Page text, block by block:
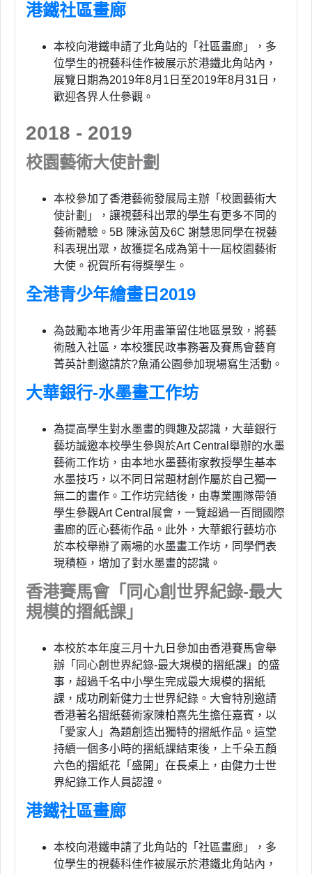
港鐵社區畫廊
本校向港鐵申請了北角站的「社區畫廊」，多
位學生的視藝科佳作被展示於港鐵北角站內，
展覽日期為2019年8月1日至2019年8月31日，
歡迎各界人仕參觀。
2018 - 2019
校園藝術大使計劃
本校參加了香港藝術發展局主辦「校園藝術大
使計劃」，讓視藝科出眾的學生有更多不同的
藝術體驗。5B 陳泳茵及6C 謝慧思同學在視藝
科表現出眾，故獲提名成為第十一屆校園藝術
大使。祝賀所有得獎學生。
全港青少年繪畫日2019
為鼓勵本地青少年用畫筆留住地區景致，將藝
術融入社區，本校獲民政事務署及賽馬會藝育
菁英計劃邀請於?魚涌公園參加現場寫生活動。
大華銀行-水墨畫工作坊
為提高學生對水墨畫的興趣及認識，大華銀行
藝坊誠邀本校學生參與於Art Central舉辦的水墨
藝術工作坊，由本地水墨藝術家教授學生基本
水墨技巧，以不同日常題材創作屬於自己獨一
無二的畫作。工作坊完結後，由專業團隊帶領
學生參觀Art Central展會，一覽超過一百間國際
畫廊的匠心藝術作品。此外，大華銀行藝坊亦
於本校舉辦了兩場的水墨畫工作坊，同學們表
現積極，增加了對水墨畫的認識。
香港賽馬會「同心創世界紀錄-最大
規模的摺紙課」
本校於本年度三月十九日參加由香港賽馬會舉
辦「同心創世界紀錄-最大規模的摺紙課」的盛
事，超過千名中小學生完成最大規模的摺紙
課，成功刷新健力士世界紀錄。大會特別邀請
香港著名摺紙藝術家陳柏熹先生擔任嘉賓，以
「愛家人」為題創造出獨特的摺紙作品。這堂
持續一個多小時的摺紙課結束後，上千朵五顏
六色的摺紙花「盛開」在長桌上，由健力士世
界紀錄工作人員認證。
港鐵社區畫廊
本校向港鐵申請了北角站的「社區畫廊」，多
位學生的視藝科佳作被展示於港鐵北角站內，